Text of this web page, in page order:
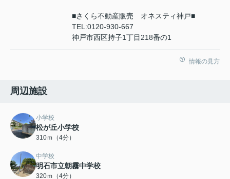
■さくら不動産販売 オネスティ神戸■
TEL:0120-930-667
神戸市西区持子1丁目218番の1
情報の見方
周辺施設
小学校
松が丘小学校
310ｍ（4分）
中学校
明石市立朝霧中学校
320ｍ（4分）